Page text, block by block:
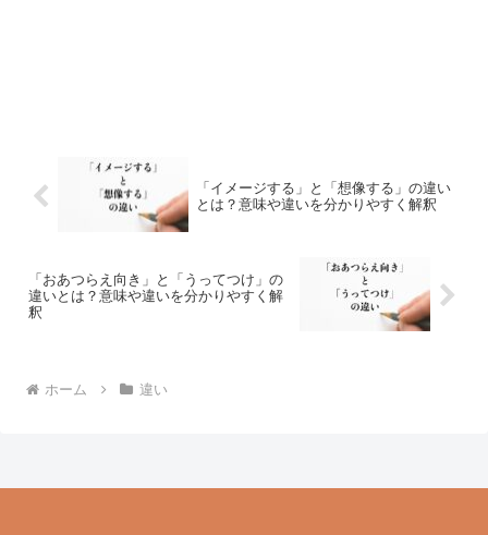
「イメージする」と「想像する」の違い
とは？意味や違いを分かりやすく解釈
「おあつらえ向き」と「うってつけ」の
違いとは？意味や違いを分かりやすく解
釈
ホーム 違い